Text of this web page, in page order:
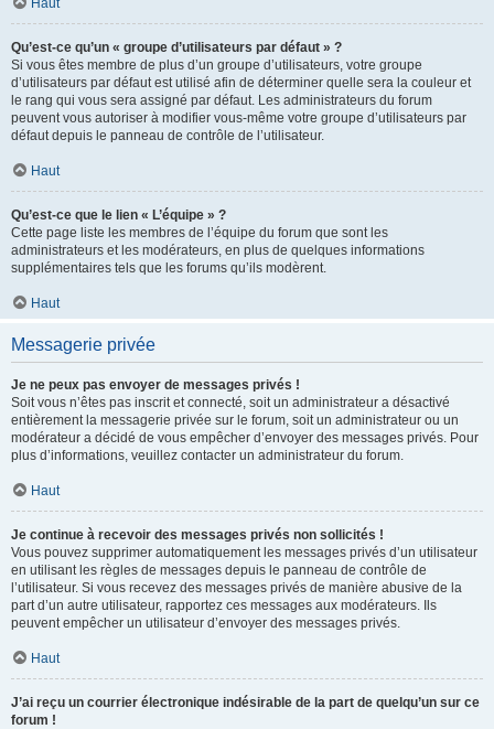
Haut
Qu’est-ce qu’un « groupe d’utilisateurs par défaut » ?
Si vous êtes membre de plus d’un groupe d’utilisateurs, votre groupe
d’utilisateurs par défaut est utilisé afin de déterminer quelle sera la couleur et
le rang qui vous sera assigné par défaut. Les administrateurs du forum
peuvent vous autoriser à modifier vous-même votre groupe d’utilisateurs par
défaut depuis le panneau de contrôle de l’utilisateur.
Haut
Qu’est-ce que le lien « L’équipe » ?
Cette page liste les membres de l’équipe du forum que sont les
administrateurs et les modérateurs, en plus de quelques informations
supplémentaires tels que les forums qu’ils modèrent.
Haut
Messagerie privée
Je ne peux pas envoyer de messages privés !
Soit vous n’êtes pas inscrit et connecté, soit un administrateur a désactivé
entièrement la messagerie privée sur le forum, soit un administrateur ou un
modérateur a décidé de vous empêcher d’envoyer des messages privés. Pour
plus d’informations, veuillez contacter un administrateur du forum.
Haut
Je continue à recevoir des messages privés non sollicités !
Vous pouvez supprimer automatiquement les messages privés d’un utilisateur
en utilisant les règles de messages depuis le panneau de contrôle de
l’utilisateur. Si vous recevez des messages privés de manière abusive de la
part d’un autre utilisateur, rapportez ces messages aux modérateurs. Ils
peuvent empêcher un utilisateur d’envoyer des messages privés.
Haut
J’ai reçu un courrier électronique indésirable de la part de quelqu’un sur ce
forum !